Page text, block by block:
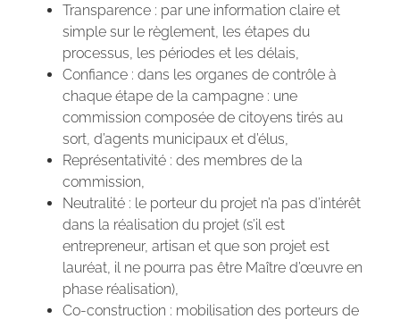
Transparence : par une information claire et
simple sur le règlement, les étapes du
processus, les périodes et les délais,
Confiance : dans les organes de contrôle à
chaque étape de la campagne : une
commission composée de citoyens tirés au
sort, d’agents municipaux et d’élus,
Représentativité : des membres de la
commission,
Neutralité : le porteur du projet n’a pas d’intérêt
dans la réalisation du projet (s’il est
entrepreneur, artisan et que son projet est
lauréat, il ne pourra pas être Maître d’œuvre en
phase réalisation),
Co-construction : mobilisation des porteurs de